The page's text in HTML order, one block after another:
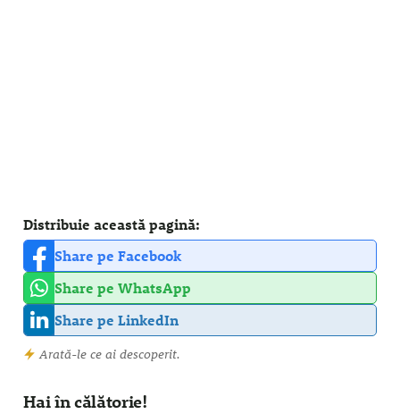
Distribuie această pagină:
Share pe Facebook
Share pe WhatsApp
Share pe LinkedIn
Arată-le ce ai descoperit.
Hai în călătorie!